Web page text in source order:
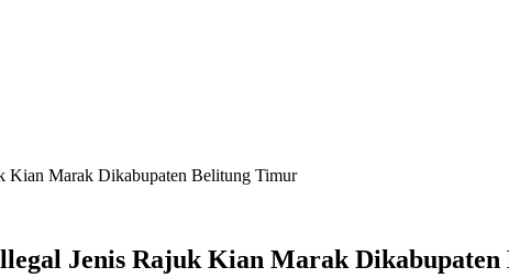
Kian Marak Dikabupaten Belitung Timur
Jenis Rajuk Kian Marak